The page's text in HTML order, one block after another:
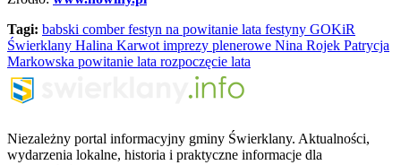
Tagi: babski comberfestyn na powitanie lata festyny GOKiR
Świerklany Halina Karwot imprezy plenerowe Nina Rojek Patrycja
Markowska powitanie lata rozpoczęcie lata
Niezależny portal informacyjny gminy Świerklany. Aktualności,
wydarzenia lokalne, historia i praktyczne informacje dla